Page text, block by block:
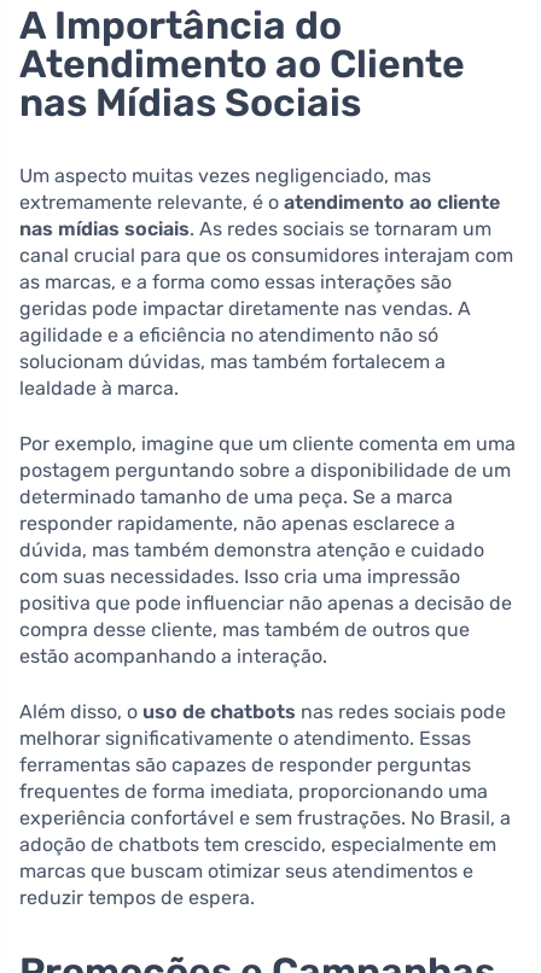
A Importância do
Atendimento ao Cliente
nas Mídias Sociais
Um aspecto muitas vezes negligenciado, mas
extremamente relevante, é o atendimento ao cliente
nas mídias sociais. As redes sociais se tornaram um
canal crucial para que os consumidores interajam com
as marcas, e a forma como essas interações são
geridas pode impactar diretamente nas vendas. A
agilidade e a eficiência no atendimento não só
solucionam dúvidas, mas também fortalecem a
lealdade à marca.
Por exemplo, imagine que um cliente comenta em uma
postagem perguntando sobre a disponibilidade de um
determinado tamanho de uma peça. Se a marca
responder rapidamente, não apenas esclarece a
dúvida, mas também demonstra atenção e cuidado
com suas necessidades. Isso cria uma impressão
positiva que pode influenciar não apenas a decisão de
compra desse cliente, mas também de outros que
estão acompanhando a interação.
Além disso, o uso de chatbots nas redes sociais pode
melhorar significativamente o atendimento. Essas
ferramentas são capazes de responder perguntas
frequentes de forma imediata, proporcionando uma
experiência confortável e sem frustrações. No Brasil, a
adoção de chatbots tem crescido, especialmente em
marcas que buscam otimizar seus atendimentos e
reduzir tempos de espera.